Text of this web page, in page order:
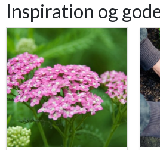
Inspiration og